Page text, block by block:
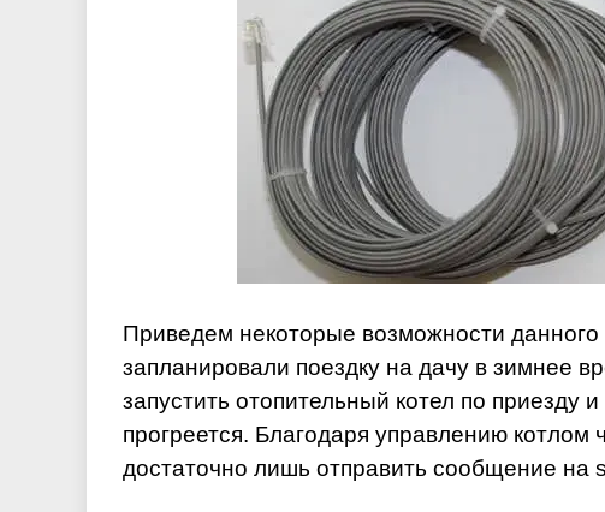
Приведем некоторые возможности
запланировали поездку на дачу в зимнее
запустить отопительный котел по приезду
прогреется. Благодаря управлению котлом
достаточно лишь отправить сообщение на